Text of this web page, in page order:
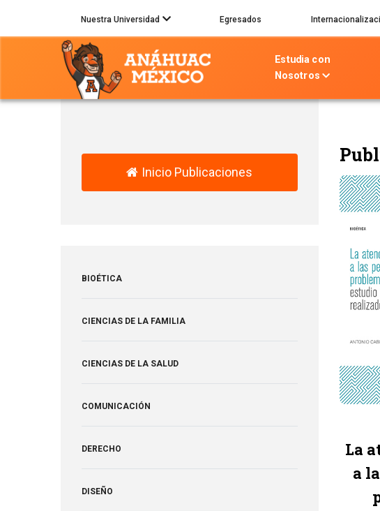
Nuestra Universidad Egresados
Estudia con
Nosotros
La
a
Inicio Publicaciones
BIOÉTICA
CIENCIAS DE LA FAMILIA
CIENCIAS DE LA SALUD
COMUNICACIÓN
DERECHO
DISEÑO